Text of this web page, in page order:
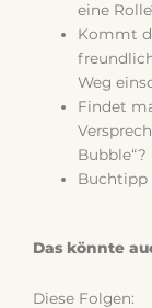
eine
Kommt
Weg
Findet
Bubble“?
Buchtipp
Das könnte
Diese Folgen: